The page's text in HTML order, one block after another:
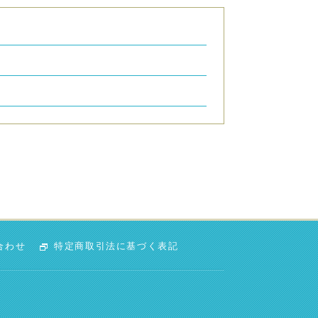
わせ 特定商取引法に基づく表記